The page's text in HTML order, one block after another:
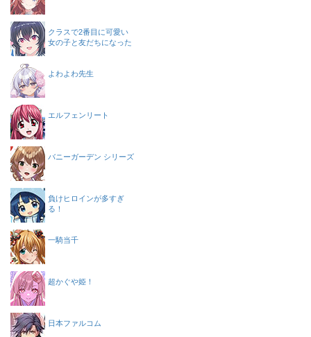
クラスで2番目に可愛い
女の子と友だちになった
よわよわ先生
エルフェンリート
バニーガーデン シリーズ
負けヒロインが多すぎ
る！
一騎当千
超かぐや姫！
日本ファルコム